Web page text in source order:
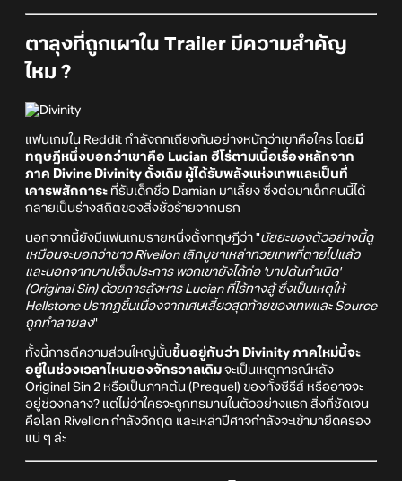
ตาลุงที่ถูกเผาใน Trailer มีความสำคัญ
ไหม ?
แฟนเกมใน Reddit กำลังถกเถียงกันอย่างหนักว่าเขาคือใคร โดยมี
ทฤษฎีหนึ่งบอกว่าเขาคือ Lucian ฮีโร่ตามเนื้อเรื่องหลักจาก
ภาค Divine Divinity ดั้งเดิม ผู้ได้รับพลังแห่งเทพและเป็นที่
เคารพสักการะ ที่รับเด็กชื่อ Damian มาเลี้ยง ซึ่งต่อมาเด็กคนนี้ได้
กลายเป็นร่างสถิตของสิ่งชั่วร้ายจากนรก
นอกจากนี้ยังมีแฟนเกมรายหนึ่งตั้งทฤษฎีว่า "นัยยะของตัวอย่างนี้ดู
เหมือนจะบอกว่าชาว Rivellon เลิกบูชาเหล่าทวยเทพที่ตายไปแล้ว
และนอกจากบาปเจ็ดประการ พวกเขายังได้ก่อ 'บาปต้นกำเนิด'
(Original Sin) ด้วยการสังหาร Lucian ที่ไร้ทางสู้ ซึ่งเป็นเหตุให้
Hellstone ปรากฏขึ้นเนื่องจากเศษเสี้ยวสุดท้ายของเทพและ Source
ถูกทำลายลง"
ทั้งนี้การตีความส่วนใหญ่นั้นขึ้นอยู่กับว่า Divinity ภาคใหม่นี้จะ
อยู่ในช่วงเวลาไหนของจักรวาลเดิม จะเป็นเหตุการณ์หลัง
Original Sin 2 หรือเป็นภาคต้น (Prequel) ของทั้งซีรีส์ หรืออาจจะ
อยู่ช่วงกลาง? แต่ไม่ว่าใครจะถูกทรมานในตัวอย่างแรก สิ่งที่ชัดเจน
คือโลก Rivellon กำลังวิกฤต และเหล่าปีศาจกำลังจะเข้ามายึดครอง
แน่ ๆ ล่ะ